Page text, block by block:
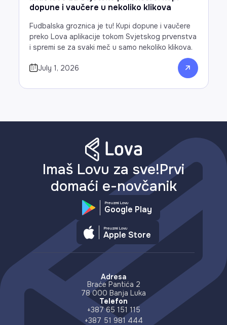
dopune i vaučere u nekoliko klikova
Fudbalska groznica je tu! Kupi dopune i vaučere
preko Lova aplikacije tokom Svjetskog prvenstva
i spremi se za svaki meč u samo nekoliko klikova.
July 1, 2026
Imaš Lovu za sve!Prvi
domaći e-novčanik
Preuzmi Lovu
Google Play
Preuzmi Lovu
Apple Store
Adresa
Braće Pantića 2
78 000 Banja Luka
Telefon
+387 65 151 115
+387 51 981 444